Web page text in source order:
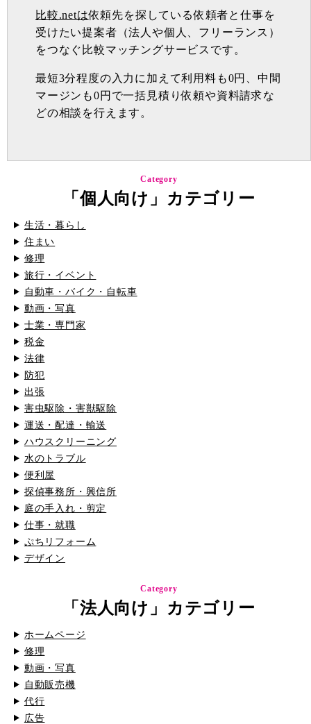
比較.netは依頼先を探している依頼者と仕事を
受けたい提案者（法人や個人、フリーランス）
をつなぐ比較マッチングサービスです。
最短3分程度の入力に加えて利用料も0円、中間
マージンも0円で一括見積り依頼や資料請求な
どの相談を行えます。
Category
「個人向け」カテゴリー
生活・暮らし
住まい
修理
旅行・イベント
自動車・バイク・自転車
動画・写真
士業・専門家
税金
法律
防犯
出張
害虫駆除・害獣駆除
運送・配達・輸送
ハウスクリーニング
水のトラブル
便利屋
探偵事務所・興信所
庭の手入れ・剪定
仕事・就職
ぷちリフォーム
デザイン
Category
「法人向け」カテゴリー
ホームページ
修理
動画・写真
自動販売機
代行
広告